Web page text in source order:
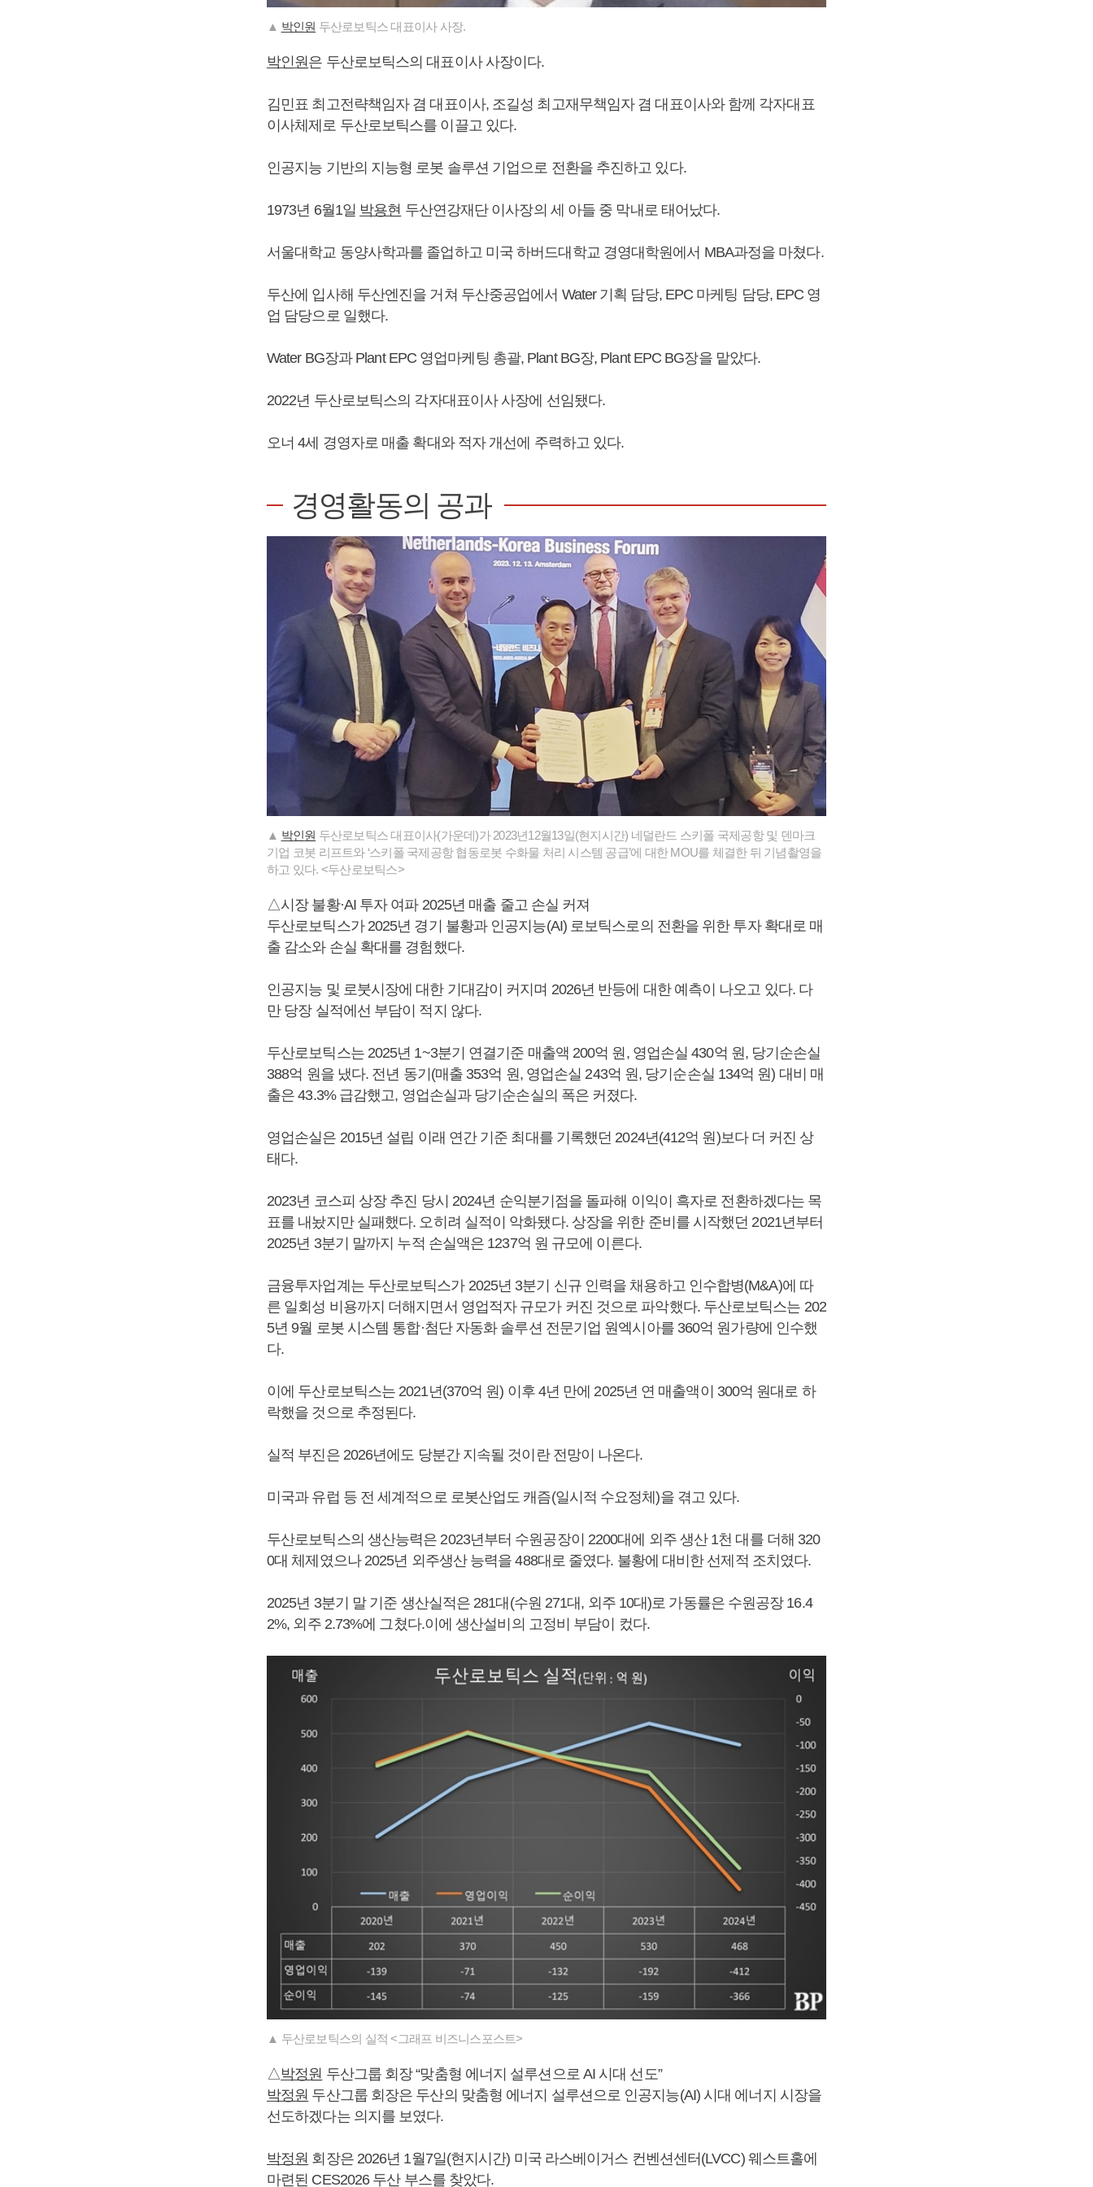
▲ 박인원 두산로보틱스 대표이사 사장.
박인원은 두산로보틱스의 대표이사 사장이다.
김민표 최고전략책임자 겸 대표이사, 조길성 최고재무책임자 겸 대표이사와 함께 각자대표
이사체제로 두산로보틱스를 이끌고 있다.
인공지능 기반의 지능형 로봇 솔루션 기업으로 전환을 추진하고 있다.
1973년 6월1일 박용현 두산연강재단 이사장의 세 아들 중 막내로 태어났다.
서울대학교 동양사학과를 졸업하고 미국 하버드대학교 경영대학원에서 MBA과정을 마쳤다.
두산에 입사해 두산엔진을 거쳐 두산중공업에서 Water 기획 담당, EPC 마케팅 담당, EPC 영
업 담당으로 일했다.
Water BG장과 Plant EPC 영업마케팅 총괄, Plant BG장, Plant EPC BG장을 맡았다.
2022년 두산로보틱스의 각자대표이사 사장에 선임됐다.
오너 4세 경영자로 매출 확대와 적자 개선에 주력하고 있다.
경영활동의 공과
▲ 박인원 두산로보틱스 대표이사(가운데)가 2023년12월13일(현지시간) 네덜란드 스키폴 국제공항 및 덴마크
기업 코봇 리프트와 ‘스키폴 국제공항 협동로봇 수화물 처리 시스템 공급’에 대한 MOU를 체결한 뒤 기념촬영을
하고 있다. <두산로보틱스>
△시장 불황·AI 투자 여파 2025년 매출 줄고 손실 커져
두산로보틱스가 2025년 경기 불황과 인공지능(AI) 로보틱스로의 전환을 위한 투자 확대로 매
출 감소와 손실 확대를 경험했다.
인공지능 및 로붓시장에 대한 기대감이 커지며 2026년 반등에 대한 예측이 나오고 있다. 다
만 당장 실적에선 부담이 적지 않다.
두산로보틱스는 2025년 1~3분기 연결기준 매출액 200억 원, 영업손실 430억 원, 당기순손실
388억 원을 냈다. 전년 동기(매출 353억 원, 영업손실 243억 원, 당기순손실 134억 원) 대비 매
출은 43.3% 급감했고, 영업손실과 당기순손실의 폭은 커졌다.
영업손실은 2015년 설립 이래 연간 기준 최대를 기록했던 2024년(412억 원)보다 더 커진 상
태다.
2023년 코스피 상장 추진 당시 2024년 순익분기점을 돌파해 이익이 흑자로 전환하겠다는 목
표를 내놨지만 실패했다. 오히려 실적이 악화됐다. 상장을 위한 준비를 시작했던 2021년부터
2025년 3분기 말까지 누적 손실액은 1237억 원 규모에 이른다.
금융투자업계는 두산로보틱스가 2025년 3분기 신규 인력을 채용하고 인수합병(M&A)에 따
른 일회성 비용까지 더해지면서 영업적자 규모가 커진 것으로 파악했다. 두산로보틱스는 202
5년 9월 로봇 시스템 통합·첨단 자동화 솔루션 전문기업 원엑시아를 360억 원가량에 인수했
다.
이에 두산로보틱스는 2021년(370억 원) 이후 4년 만에 2025년 연 매출액이 300억 원대로 하
락했을 것으로 추정된다.
실적 부진은 2026년에도 당분간 지속될 것이란 전망이 나온다.
미국과 유럽 등 전 세계적으로 로봇산업도 캐즘(일시적 수요정체)을 겪고 있다.
두산로보틱스의 생산능력은 2023년부터 수원공장이 2200대에 외주 생산 1천 대를 더해 320
0대 체제였으나 2025년 외주생산 능력을 488대로 줄였다. 불황에 대비한 선제적 조치였다.
2025년 3분기 말 기준 생산실적은 281대(수원 271대, 외주 10대)로 가동률은 수원공장 16.4
2%, 외주 2.73%에 그쳤다.이에 생산설비의 고정비 부담이 컸다.
▲ 두산로보틱스의 실적 <그래프 비즈니스포스트>
△박정원 두산그룹 회장 “맞춤형 에너지 설루션으로 AI 시대 선도”
박정원 두산그룹 회장은 두산의 맞춤형 에너지 설루션으로 인공지능(AI) 시대 에너지 시장을
선도하겠다는 의지를 보였다.
박정원 회장은 2026년 1월7일(현지시간) 미국 라스베이거스 컨벤션센터(LVCC) 웨스트홀에
마련된 CES2026 두산 부스를 찾았다.